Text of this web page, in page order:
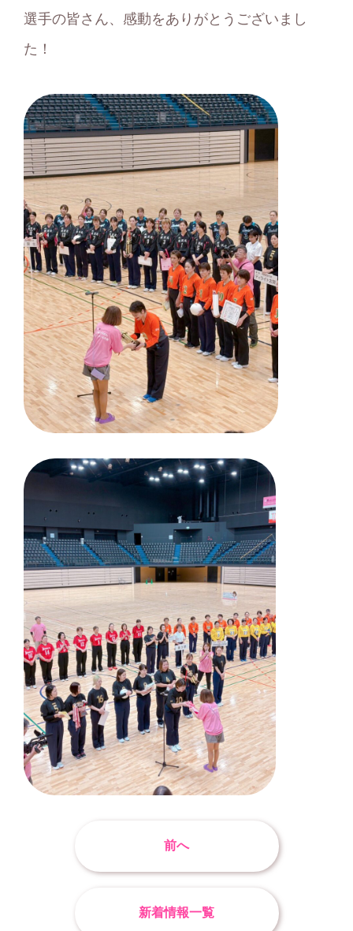
選手の皆さん、感動をありがとうございまし
た！
前へ
新着情報一覧